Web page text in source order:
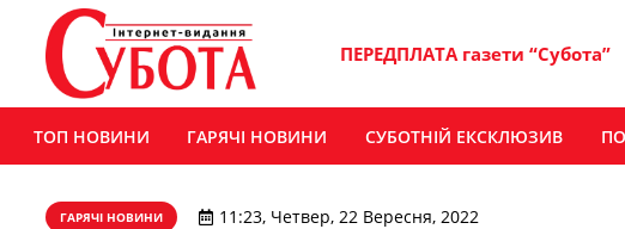
ПЕРЕДПЛАТА газети “Субота”
ТОП НОВИНИ ГАРЯЧІ НОВИНИ СУБОТНІЙ ЕКСКЛЮЗИВ
ГАРЯЧІ НОВИНИ 11:23, Четвер, 22 Вересня, 2022